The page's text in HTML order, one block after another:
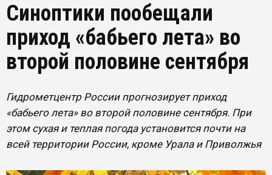
Синоптики пообещали
приход «бабьего лета» во
второй половине сентября
Гидрометцентр России прогнозирует приход
«бабьего лета» во второй половине сентября. При
этом сухая и теплая погода установится почти на
всей территории России, кроме Урала и Приволжья